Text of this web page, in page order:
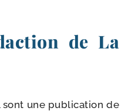
de La
sont une publi­ca­tion de